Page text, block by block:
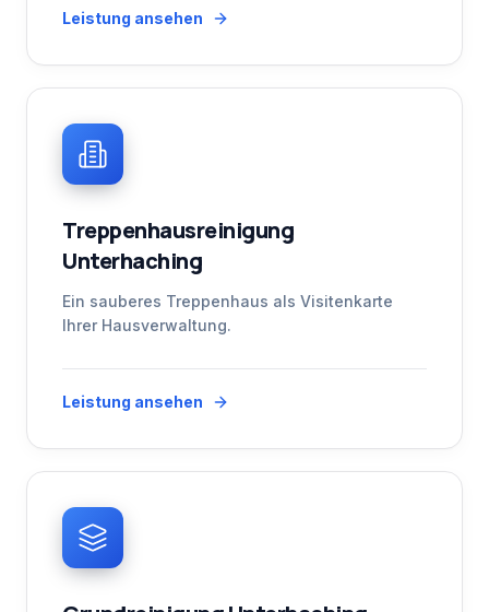
Leistung ansehen
Treppenhausreinigung
Unterhaching
Ein sauberes Treppenhaus als Visitenkarte
Ihrer Hausverwaltung.
Leistung ansehen